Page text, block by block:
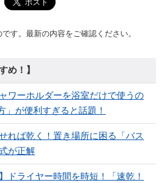
す。最新の内容をご確認ください。
め！】
ワーホルダーを浴室だけで使うの
」が便利すぎると話題！
れば乾く！置き場所に困る「バス
が正解
ドライヤー時間を時短！「速乾！